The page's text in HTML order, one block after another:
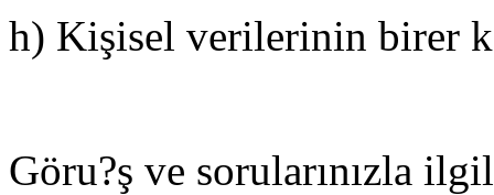
h) Kişisel verilerinin birer
Göru?ş ve sorularınızla